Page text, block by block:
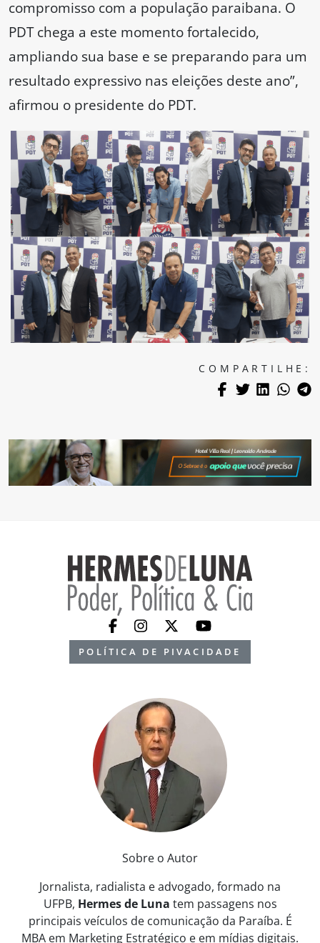
compromisso com a população paraibana. O
PDT chega a este momento fortalecido,
ampliando sua base e se preparando para um
resultado expressivo nas eleições deste ano”,
afirmou o presidente do PDT.
COMPARTILHE:
POLÍTICA DE PIVACIDADE
Sobre o Autor
Jornalista, radialista e advogado, formado na
UFPB, Hermes de Luna tem passagens nos
principais veículos de comunicação da Paraíba. É
MBA em Marketing Estratégico e em mídias digitais.